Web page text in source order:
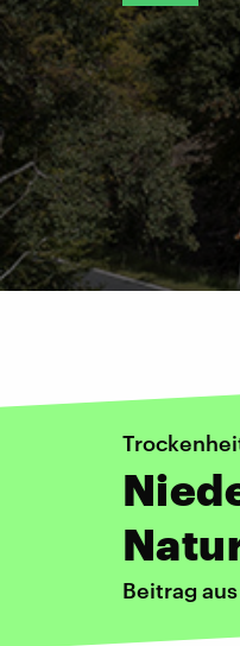
Beitrag